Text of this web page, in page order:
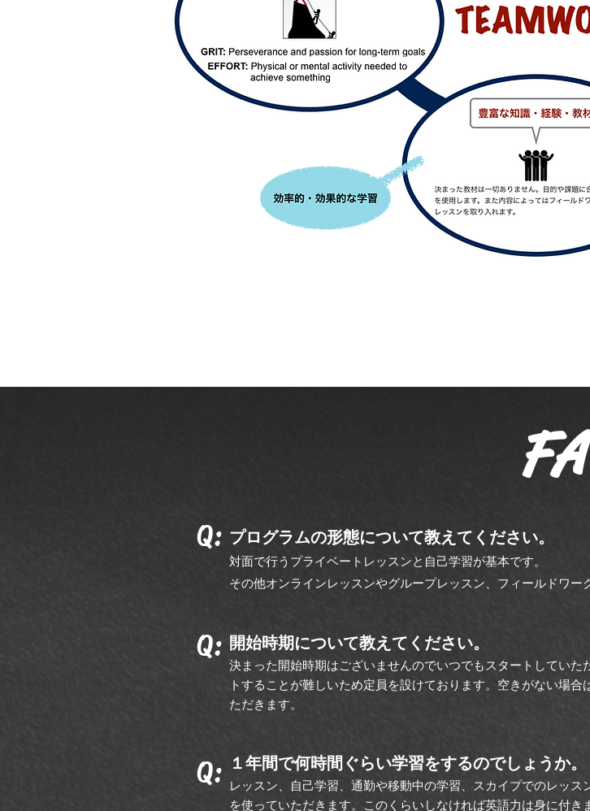
Q:
Q:
Q:
プログラムの形態について教えてください。
対面で行うプライベートレッスンと自己学習が基本です。
その他オンラインレッスンやグループレッスン、フィールドワー
開始時期について教えてください。
決まった開始時期はございませんのでいつでもスタートしていた
トすることが難しいため定員を設けております。空きがない場合
ただきます。
１年間で何時間ぐらい学習をするのでしょうか。
レッスン、自己学習、通勤や移動中の学習、スカイプでのレッス
を使っていただきます。このくらいしなければ英語力は身に付き